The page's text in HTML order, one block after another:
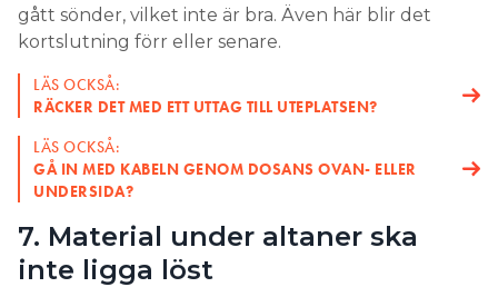
– Det finns ingen gräns för hur många uttag man
får ha, bara man delar upp de över tillräckligt
många grupper. Sett till hur mycket man belastar
en säkring kan man absolut ha för många, men inte
sett till kundens behov.
LÄS OCKSÅ:
8 PROFFSTIPS FÖR ATT LYCKAS MED UTEBELYSNINGEN
LÄS OCKSÅ:
10 TIPS SOM UNDERLÄTTAR KABELFÖRLÄGGNING I
MARK
gått sönder, vilket inte är bra. Även här blir det
kortslutning förr eller senare.
LÄS OCKSÅ:
RÄCKER DET MED ETT UTTAG TILL UTEPLATSEN?
LÄS OCKSÅ:
GÅ IN MED KABELN GENOM DOSANS OVAN- ELLER
UNDERSIDA?
7. Material under altaner ska
inte ligga löst